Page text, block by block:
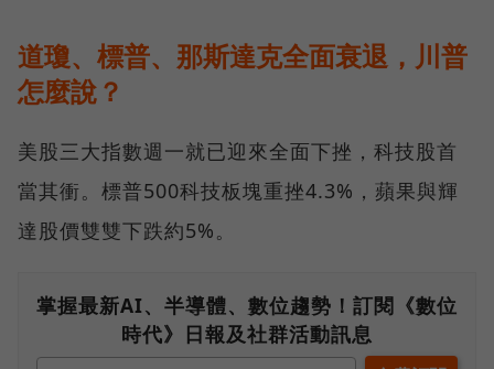
道瓊、標普、那斯達克全面衰退，川普
怎麼說？
美股三大指數週一就已迎來全面下挫，科技股首
當其衝。標普500科技板塊重挫4.3%，蘋果與輝
達股價雙雙下跌約5%。
掌握最新AI、半導體、數位趨勢！訂閱《數位
時代》日報及社群活動訊息